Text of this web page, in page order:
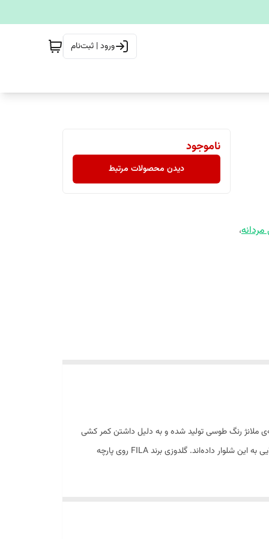
ورود | ثبت‌نام
،
ناموجود
دیدن محصولات مرتبط
ملانژ رنگ طوسی تولید شده و به دلیل داشتن کمر کشی
و بند قابل تنظیم، پوشیدن آن برای افراد سایز بزرگ بسیار راحت است.دو جیب زیپ‌دار در کناره‌ها و یک جیب در پشت، علاوه بر زیبایی، کاربرد بالایی به این شلوار داده‌اند. گلدوزی برند FILA روی پارچه